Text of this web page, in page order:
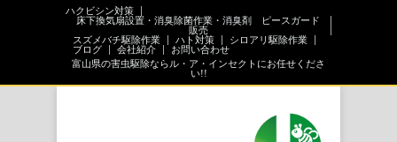
ハクビシン対策
床下換気扇設置・消臭除菌作業・消臭剤 ピースガード
販売
スズメバチ駆除作業
ハト対策
シロアリ駆除作業
ブログ
会社紹介
お問い合わせ
富山県の害虫駆除ならル・ア・インセクトにお任せくださ
い!!